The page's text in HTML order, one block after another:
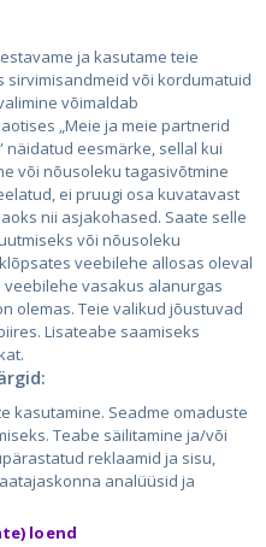
Paslaugos.lt
ja kasutame teie
sirvimisandmeid või kordumatuid
võimaldab
„Meie ja meie partnerid
näidatud eesmärke, sellal kui
või nõusoleku tagasivõtmine
ei pruugi osa kuvatavast
nii asjakohased. Saate selle
või nõusoleku
veebilehe allosas oleval
veebilehe vasakus alanurgas
olemas. Teie valikud jõustuvad
Lisateabe saamiseks
kasutamine. Seadme omaduste
Teabe säilitamine ja/või
reklaamid ja sisu,
analüüsid ja
loend